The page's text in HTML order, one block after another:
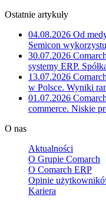
Ostatnie artykuły
04.08.2026 Od
Semicon
30.07.2026
systemy ERP.
13.07.2026
w Polsce. Wyniki
01.07.2026
commerce. Niskie
O nas
Aktualności
O Grupie Comarch
O Comarch ERP
Opinie
Kariera